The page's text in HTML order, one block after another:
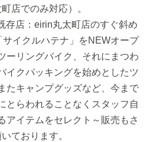
町店でのみ対応）。
存店：eirin丸太町店のすぐ斜め
サイクルハテナ」をNEWオープ
ーリングバイク、それにまつわ
イクパッキングを始めとしたツ
たキャンプグッズなど、今まで
とらわれることなくスタッフ自
アイテムをセレクト～販売もさ
ております。